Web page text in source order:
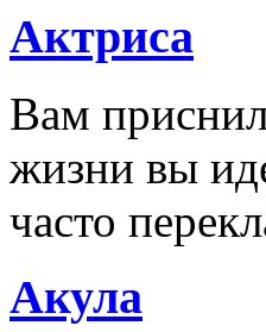
Актриса
Вам
жизни вы
часто
Акула